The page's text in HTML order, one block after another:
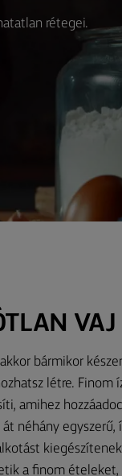
rétegei.
VAJ
bármikor
létre. Finom
amihez
néhány egyszerű,
a finom